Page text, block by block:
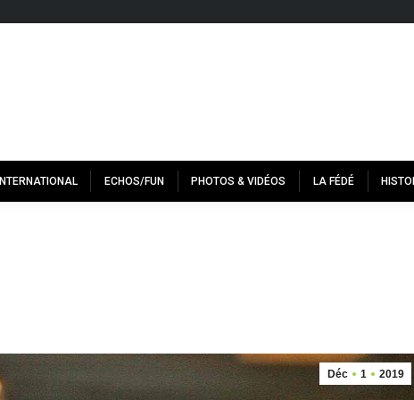
INTERNATIONAL ECHOS/FUN PHOTOS & VIDÉOS LA FÉDÉ
Déc 1 2019